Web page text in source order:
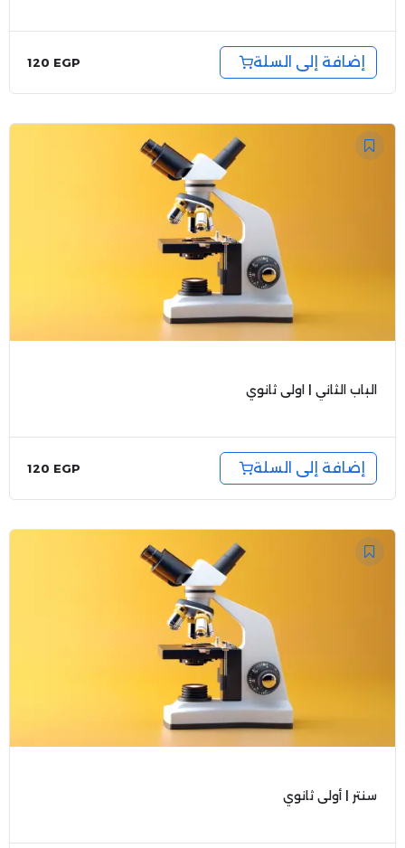
120 EGP إضافة إلى السلة
الباب الثاني | اولى ثانوي
120 EGP إضافة إلى السلة
سنتر | أولى ثانوي